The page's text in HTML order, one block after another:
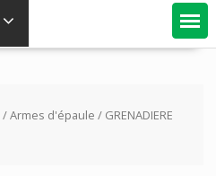
/Armes d'épaule / GRENADIERE